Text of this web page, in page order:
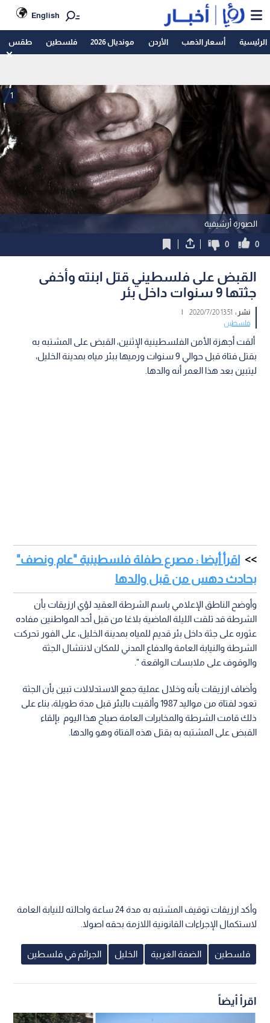
English
الرئيسية أسعار الذهب الأردن مونديال 2026 فلسطين طقس
الصورة أرشيفية
1
0
0
القبض على فلسطيني قتل ابنته وأخفى
جثتها 9 سنوات داخل بئر
نشر : 13:51 2020/7/20
|
فلسطين
ألقت أجهزة الأمن الفلسطينية الإثنين، القبض على المشتبه به
بقتل فتاة قبل حوالي 9 سنوات ورميها ببئر مياه بمدينة الخليل،
ليتبين بعد هذا العمر أنه والدها.
اقرأ أيضا : مصرع طفلة فلسطينية "عام ونصف"
بحادث دهس من قبل والدها
وأوضح الناطق الإعلامي باسم الشرطة العقيد لؤي ارزيقات بأن
الشرطة قد تلقت الليلة الماضية بلاغا من قبل أحد المواطنين مفاده
عثوره على جثة داخل بئر قديم للمياه بمدينة الخليل، على الفور تحركت
الشرطة والنيابة العامة والدفاع المدني للمكان لانتشال الجثة
والوقوف على ملابسات الواقعة ".
وأضاف ارزيقات بأنه وخلال عملية جمع الاستدلالات تبين بأن الجثة
تعود لفتاة من مواليد 1987 وألقيت بالبئر قبل مدة طويلة، بناء على
ذلك قامت الشرطة والمخابرات العامة صباح هذا اليوم بإلقاء
القبض على المشتبه به بقتل هذه الفتاة وهو والدها.
وأكد ارزيقات توقيف المشتبه به مدة 24 ساعة واحالته للنيابة العامة
لاستكمال الإجراءات القانونية اللازمة بحقه اصولا.
فلسطين الضفة الغربية الخليل الجرائم في فلسطين
اقرأ أيضاً